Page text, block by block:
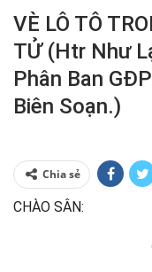
VÈ LÔ TÔ
TỬ (Htr Như
Phân Ban
Biên Soạn.)
Chia sẻ
CHÀO SÂN:
(hát đúng